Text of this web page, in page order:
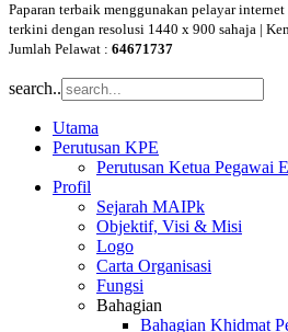
Paparan terbaik menggunakan pelayar
terkini dengan resolusi 1440 x 900 sahaja |
Jumlah Pelawat : 64671737
search..
Utama
Perutusan KPE
Perutusan Ketua Pegawai
Profil
Sejarah MAIPk
Objektif, Visi & Misi
Logo
Carta Organisasi
Fungsi
Bahagian
Bahagian Khidmat